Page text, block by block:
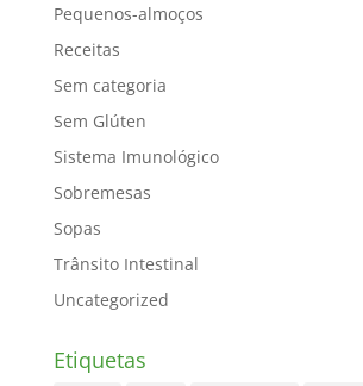
Pequenos-almoços
Receitas
Sem categoria
Sem Glúten
Sistema Imunológico
Sobremesas
Sopas
Trânsito Intestinal
Uncategorized
Etiquetas